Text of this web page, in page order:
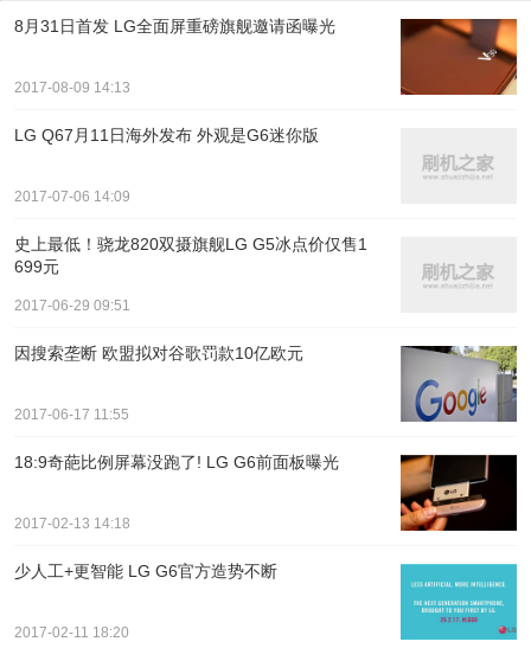
8月31日首发 LG全面屏重磅旗舰邀请函曝光
2017-08-09 14:13
LG Q67月11日海外发布 外观是G6迷你版
2017-07-06 14:09
史上最低！骁龙820双摄旗舰LG G5冰点价仅售1
699元
2017-06-29 09:51
因搜索垄断 欧盟拟对谷歌罚款10亿欧元
2017-06-17 11:55
18:9奇葩比例屏幕没跑了! LG G6前面板曝光
2017-02-13 14:18
少人工+更智能 LG G6官方造势不断
2017-02-11 18:20